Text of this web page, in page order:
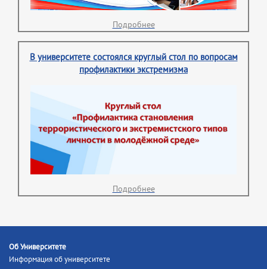
Подробнее
В университете состоялся круглый стол по вопросам
профилактики экстремизма
Подробнее
Об Университете
Информация об университете